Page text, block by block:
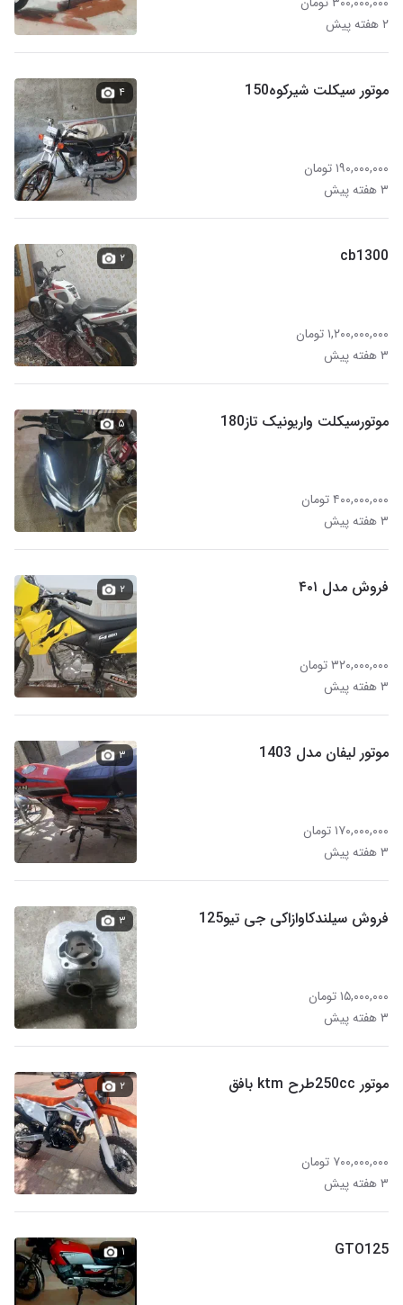
۲ هفته پیش
موتور سیکلت شیرکوه150
۱۹۰,۰۰۰,۰۰۰ تومان
۳ هفته پیش
۴
cb1300
۱,۲۰۰,۰۰۰,۰۰۰ تومان
۳ هفته پیش
۲
موتورسیکلت واریونیک تاز180
۴۰۰,۰۰۰,۰۰۰ تومان
۳ هفته پیش
۵
فروش مدل ۴۰۱
۳۲۰,۰۰۰,۰۰۰ تومان
۳ هفته پیش
۲
موتور لیفان مدل 1403
۱۷۰,۰۰۰,۰۰۰ تومان
۳ هفته پیش
۳
فروش سیلندکاوازاکی جی تیو125
۱۵,۰۰۰,۰۰۰ تومان
۳ هفته پیش
۳
موتور 250ccطرح ktm بافق
۷۰۰,۰۰۰,۰۰۰ تومان
۳ هفته پیش
۲
GTO125 ۱